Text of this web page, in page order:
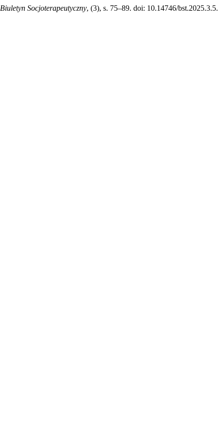
Biuletyn Socjoterapeutyczny, (3), s. 75–89. doi: 10.14746/bst.2025.3.5.